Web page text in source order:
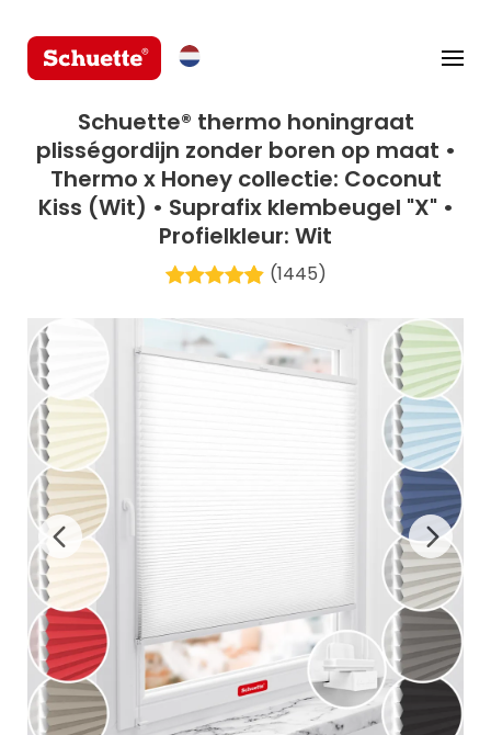
Schuette® thermo honingraat
plisségordijn zonder boren op maat •
Thermo x Honey collectie: Coconut
Kiss (Wit) • Suprafix klembeugel "X" •
Profielkleur: Wit
(1445)